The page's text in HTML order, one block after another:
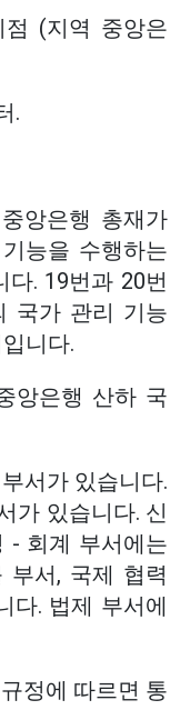
(지역 중앙은
.
앙은행 총재가
능을 수행하는
. 19번과 20번
국가 관리 기능
니다.
앙은행 산하 국
서가 있습니다.
가 있습니다. 신
- 회계 부서에는
부서, 국제 협력
다. 법제 부서에
정에 따르면 통